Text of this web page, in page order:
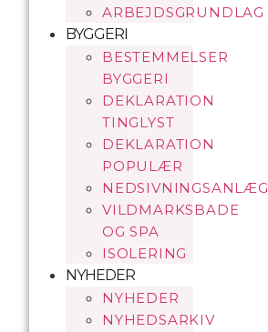
ARBEJDSGRUNDLAG
BYGGERI
BESTEMMELSER
BYGGERI
DEKLARATION
TINGLYST
DEKLARATION
POPULÆR
NEDSIVNINGSANLÆG
VILDMARKSBADE
OG SPA
ISOLERING
NYHEDER
NYHEDER
NYHEDSARKIV